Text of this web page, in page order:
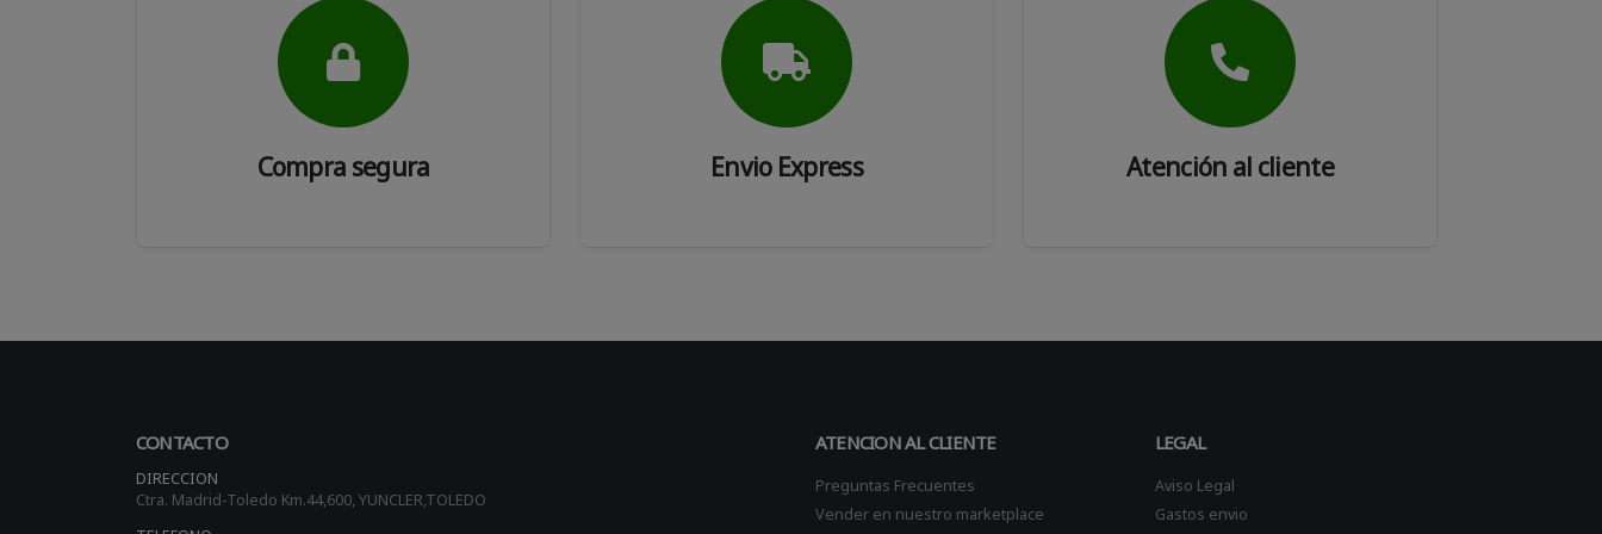
Compra segura Envio Express Atención al cliente
CONTACTO
DIRECCION
Ctra. Madrid-Toledo Km.44,600, YUNCLER,TOLEDO
ATENCION AL CLIENTE
Preguntas Frecuentes
Vender en nuestro marketplace
LEGAL
Aviso Legal
Gastos envio